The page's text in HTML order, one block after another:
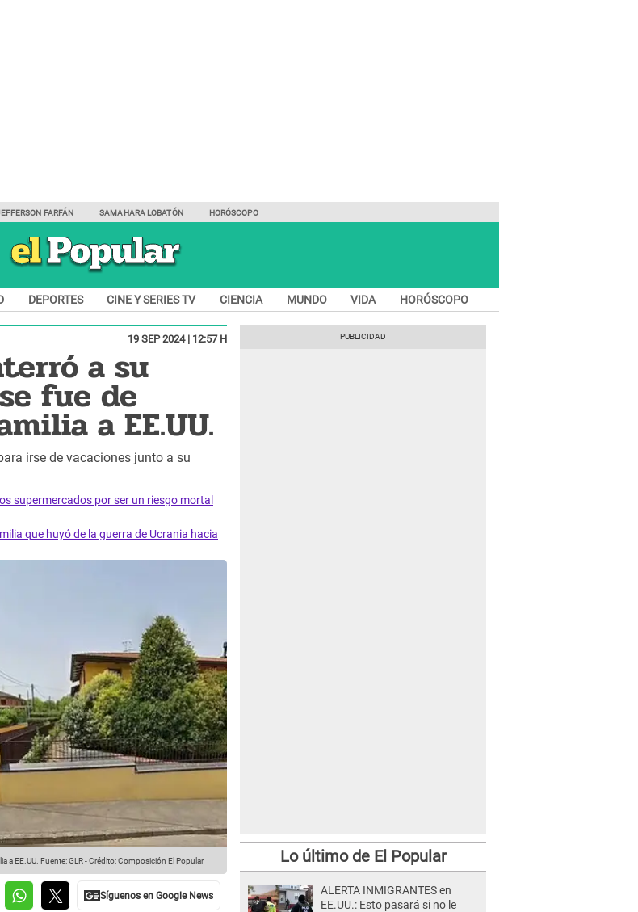
FARFÁN SAMAHARA LOBATÓN HORÓSCOPO
DEPORTES CINE Y SERIES TV CIENCIA MUNDO VIDA HORÓSCOPO
19 SEP 2024 | 12:57 H
a su
fue de
a EE.UU.
irse de vacaciones junto a su
supermercados por ser un riesgo mortal
que huyó de la guerra de Ucrania hacia
a EE.UU. Fuente: GLR-Crédito: Composición El Popular Lo último de El Popular
ALERTA INMIGRANTES en
EE.UU.: Esto pasará si no le